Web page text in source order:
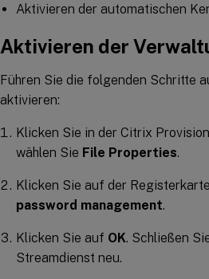
Aktivieren der automatischen
Aktivieren der
Führen Sie die folgenden Schritte
aktivieren:
Klicken Sie in der Citrix
wählen Sie File Properties.
Klicken Sie auf der Registerkarte
password management.
Klicken Sie auf OK. Schließen
Streamdienst neu.